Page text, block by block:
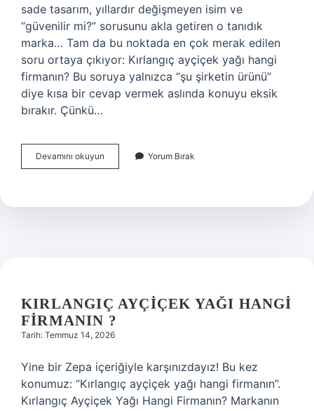
sade tasarım, yıllardır değişmeyen isim ve
“güvenilir mi?” sorusunu akla getiren o tanıdık
marka… Tam da bu noktada en çok merak edilen
soru ortaya çıkıyor: Kırlangıç ayçiçek yağı hangi
firmanın? Bu soruya yalnızca “şu şirketin ürünü”
diye kısa bir cevap vermek aslında konuyu eksik
bırakır. Çünkü…
Devamını okuyun Kırlangıç
ayçiçek
firmanın
Yorum Bırak
KIRLANGIÇ AYÇIÇEK YAĞI HANGI
FIRMANIN ?
Tarih: Temmuz 14, 2026
Yine bir Zepa içeriğiyle karşınızdayız! Bu kez
konumuz: “Kırlangıç ayçiçek yağı hangi firmanın”.
Kırlangıç Ayçiçek Yağı Hangi Firmanın? Markanın